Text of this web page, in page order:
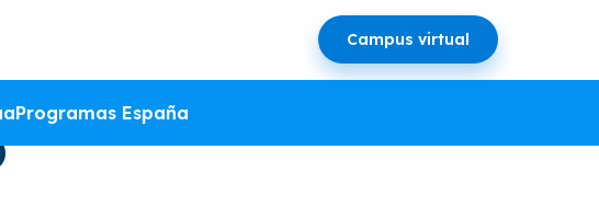
Campus virtual
Programas EspañaDE